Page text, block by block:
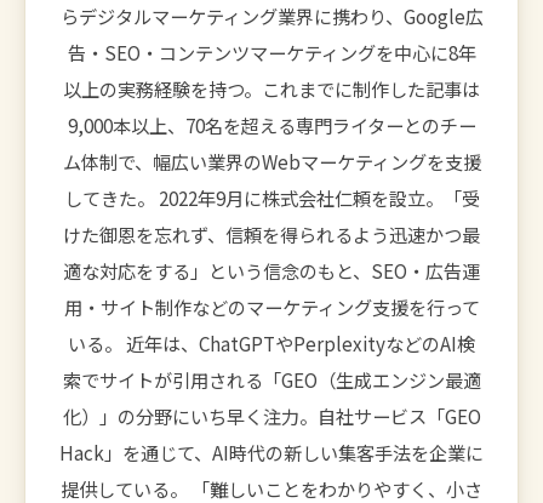
らデジタルマーケティング業界に携わり、Google広
告・SEO・コンテンツマーケティングを中心に8年
以上の実務経験を持つ。これまでに制作した記事は
9,000本以上、70名を超える専門ライターとのチー
ム体制で、幅広い業界のWebマーケティングを支援
してきた。 2022年9月に株式会社仁頼を設立。「受
けた御恩を忘れず、信頼を得られるよう迅速かつ最
適な対応をする」という信念のもと、SEO・広告運
用・サイト制作などのマーケティング支援を行って
いる。 近年は、ChatGPTやPerplexityなどのAI検
索でサイトが引用される「GEO（生成エンジン最適
化）」の分野にいち早く注力。自社サービス「GEO
Hack」を通じて、AI時代の新しい集客手法を企業に
提供している。 「難しいことをわかりやすく、小さ